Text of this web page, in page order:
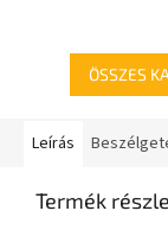
ÖSSZES
Leírás
Termék